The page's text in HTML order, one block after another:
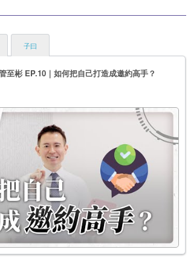
至彬 EP.10｜如何把自己打造成邀約高手？
子曰